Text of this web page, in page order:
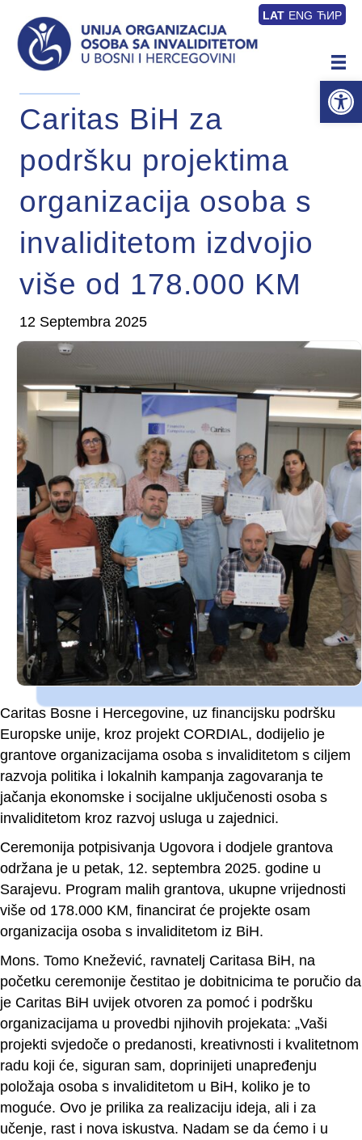
LAT ENG ЋИР
Caritas BiH za
podršku projektima
organizacija osoba s
invaliditetom izdvojio
više od 178.000 KM
12 Septembra 2025
Caritas Bosne i Hercegovine, uz financijsku podršku
Europske unije, kroz projekt CORDIAL, dodijelio je
grantove organizacijama osoba s invaliditetom s ciljem
razvoja politika i lokalnih kampanja zagovaranja te
jačanja ekonomske i socijalne uključenosti osoba s
invaliditetom kroz razvoj usluga u zajednici.
Ceremonija potpisivanja Ugovora i dodjele grantova
održana je u petak, 12. septembra 2025. godine u
Sarajevu. Program malih grantova, ukupne vrijednosti
više od 178.000 KM, financirat će projekte osam
organizacija osoba s invaliditetom iz BiH.
Mons. Tomo Knežević, ravnatelj Caritasa BiH, na
početku ceremonije čestitao je dobitnicima te poručio da
je Caritas BiH uvijek otvoren za pomoć i podršku
organizacijama u provedbi njihovih projekata: „Vaši
projekti svjedoče o predanosti, kreativnosti i kvalitetnom
radu koji će, siguran sam, doprinijeti unapređenju
položaja osoba s invaliditetom u BiH, koliko je to
moguće. Ovo je prilika za realizaciju ideja, ali i za
učenje, rast i nova iskustva. Nadam se da ćemo i u